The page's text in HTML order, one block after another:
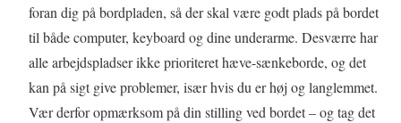
foran dig på bordpladen, så der skal være godt plads på bordet
til både computer, keyboard og dine underarme. Desværre har
alle arbejdspladser ikke prioriteret hæve-sænkeborde, og det
kan på sigt give problemer, især hvis du er høj og langlemmet.
Vær derfor opmærksom på din stilling ved bordet – og tag det